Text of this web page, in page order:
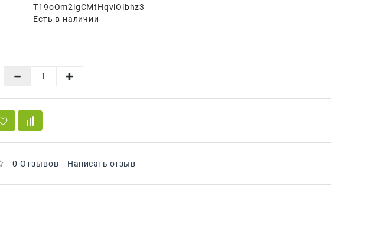
T19oOm2igCMtHqvlOlbhz3
Есть в наличии
0 Отзывов Написать отзыв